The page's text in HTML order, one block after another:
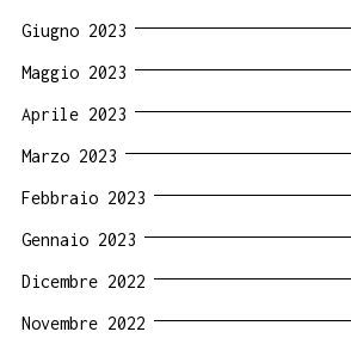
Giugno 2023
Maggio 2023
Aprile 2023
Marzo 2023
Febbraio 2023
Gennaio 2023
Dicembre 2022
Novembre 2022